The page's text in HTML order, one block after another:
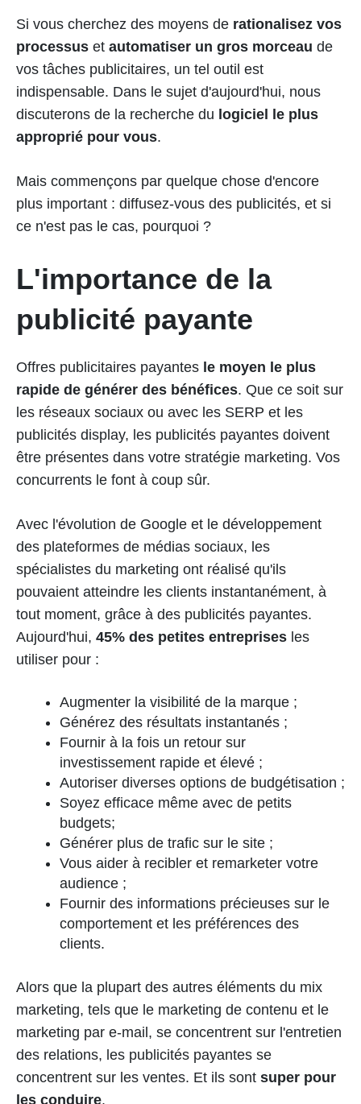
Si vous cherchez des moyens de rationalisez vos
processus et automatiser un gros morceau de
vos tâches publicitaires, un tel outil est
indispensable. Dans le sujet d'aujourd'hui, nous
discuterons de la recherche du logiciel le plus
approprié pour vous.
Mais commençons par quelque chose d'encore
plus important : diffusez-vous des publicités, et si
ce n'est pas le cas, pourquoi ?
L'importance de la
publicité payante
Offres publicitaires payantes le moyen le plus
rapide de générer des bénéfices. Que ce soit sur
les réseaux sociaux ou avec les SERP et les
publicités display, les publicités payantes doivent
être présentes dans votre stratégie marketing. Vos
concurrents le font à coup sûr.
Avec l'évolution de Google et le développement
des plateformes de médias sociaux, les
spécialistes du marketing ont réalisé qu'ils
pouvaient atteindre les clients instantanément, à
tout moment, grâce à des publicités payantes.
Aujourd'hui, 45% des petites entreprises les
utiliser pour :
Augmenter la visibilité de la marque ;
Générez des résultats instantanés ;
Fournir à la fois un retour sur
investissement rapide et élevé ;
Autoriser diverses options de budgétisation ;
Soyez efficace même avec de petits
budgets;
Générer plus de trafic sur le site ;
Vous aider à recibler et remarketer votre
audience ;
Fournir des informations précieuses sur le
comportement et les préférences des
clients.
Alors que la plupart des autres éléments du mix
marketing, tels que le marketing de contenu et le
marketing par e-mail, se concentrent sur l'entretien
des relations, les publicités payantes se
concentrent sur les ventes. Et ils sont super pour
les conduire.